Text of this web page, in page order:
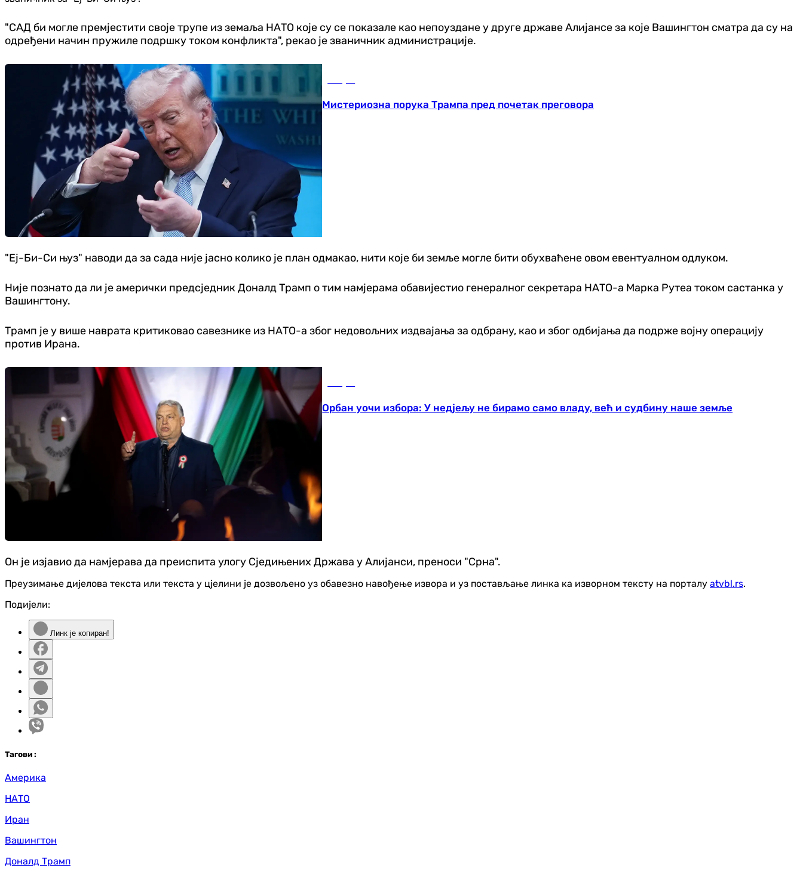
"САД би могле премјестити своје трупе из земаља НАТО које су се показале као непоуздане у друге државе Алијансе за које Вашингтон сматра да су на
одређени начин пружиле подршку током конфликта", рекао је званичник администрације.
Мистериозна порука Трампа пред почетак преговора
"Еј-Би-Си њуз" наводи да за сада није јасно колико је план одмакао, нити које би земље могле бити обухваћене овом евентуалном одлуком.
Није познато да ли је амерички предсједник Доналд Трамп о тим намјерама обавијестио генералног секретара НАТО-а Марка Рутеа током састанка у
Вашингтону.
Трамп је у више наврата критиковао савезнике из НАТО-а због недовољних издвајања за одбрану, као и због одбијања да подрже војну операцију
против Ирана.
Орбан уочи избора: У недјељу не бирамо само владу, већ и судбину наше земље
Он је изјавио да намјерава да преиспита улогу Сједињених Држава у Алијанси, преноси "Срна".
Преузимање дијелова текста или текста у цјелини је дозвољено уз обавезно навођење извора и уз постављање линка ка изворном тексту на порталу atvbl.rs.
Подијели:
Линк је копиран!
Тагови :
Америка
НАТО
Иран
Вашингтон
Доналд Трамп